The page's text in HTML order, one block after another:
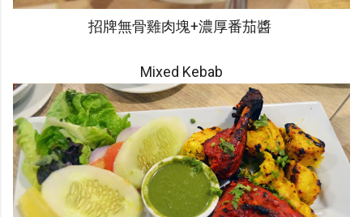
招牌無骨雞肉塊+濃厚番茄醬
Mixed Kebab